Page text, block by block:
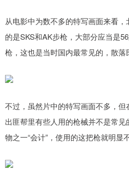
从电影中为数不多的特写画面来看
的是SKS和AK步枪，大部分应当是
枪，这也是当时国内最常见的，散落
不过，虽然片中的特写画面不多，
出匪帮里有些人用的枪械并不是常
物之一“会计”，使用的这把枪就明显